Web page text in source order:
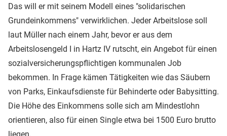
Das will er mit seinem Modell eines "solidarischen
Grundeinkommens" verwirklichen. Jeder Arbeitslose soll
laut Müller nach einem Jahr, bevor er aus dem
Arbeitslosengeld I in Hartz IV rutscht, ein Angebot für einen
sozialversicherungspflichtigen kommunalen Job
bekommen. In Frage kämen Tätigkeiten wie das Säubern
von Parks, Einkaufsdienste für Behinderte oder Babysitting.
Die Höhe des Einkommens solle sich am Mindestlohn
orientieren, also für einen Single etwa bei 1500 Euro brutto
liegen.